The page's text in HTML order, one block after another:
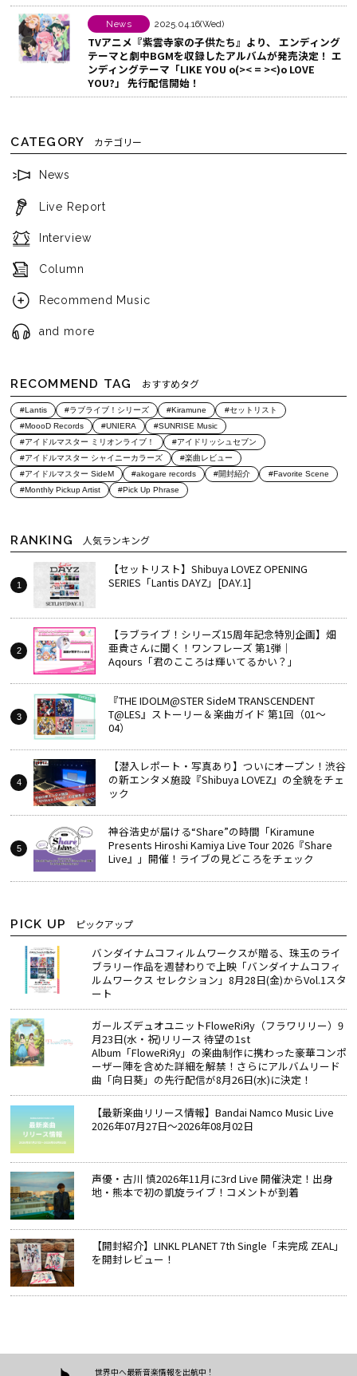
News 2025.04.16(Wed)
TVアニメ『紫雲寺家の子供たち』より、 エンディング
テーマと劇中BGMを収録したアルバムが発売決定！ エ
ンディングテーマ「LIKE YOU o(>< = ><)o LOVE
YOU?」 先行配信開始！
CATEGORY カテゴリー
News
Live Report
Interview
Column
Recommend Music
and more
RECOMMEND TAG おすすめタグ
#Lantis #ラブライブ！シリーズ #Kiramune
#セットリスト
#MoooD Records
#UNIERA
#SUNRISE Music
#アイドルマスター ミリオンライブ！
#アイドリッシュセブン
#アイドルマスター シャイニーカラーズ
#楽曲レビュー
#アイドルマスター SideM
#akogare records #開封紹介
#Favorite Scene
#Monthly Pickup Artist
#Pick Up Phrase
RANKING 人気ランキング
【セットリスト】Shibuya LOVEZ OPENING
SERIES「Lantis DAYZ」[DAY.1]
【ラブライブ！シリーズ15周年記念特別企画】畑
亜貴さんに聞く！ワンフレーズ 第1弾｜
Aqours「君のこころは輝いてるかい？」
『THE IDOLM@STER SideM TRANSCENDENT
T@LES』ストーリー＆楽曲ガイド 第1回（01～
04）
【潜入レポート・写真あり】ついにオープン！渋谷
の新エンタメ施設『Shibuya LOVEZ』の全貌をチェ
ック
神谷浩史が届ける“Share”の時間――「Kiramune
Presents Hiroshi Kamiya Live Tour 2026『Share
Live』」開催！ライブの見どころをチェック
PICK UP ピックアップ
バンダイナムコフィルムワークスが贈る、珠玉のライ
ブラリー作品を週替わりで上映「バンダイナムコフィ
ルムワークス セレクション」8月28日(金)からVol.1スタ
ート
ガールズデュオユニットFloweRiЯy（フラワリリー）9
月23日(水・祝)リリース 待望の1st
Album「FloweRiЯy」の楽曲制作に携わった豪華コンポ
ーザー陣を含めた詳細を解禁！さらにアルバムリード
曲「向日葵」の先行配信が8月26日(水)に決定！
【最新楽曲リリース情報】Bandai Namco Music Live
2026年07月27日～2026年08月02日
声優・古川 慎2026年11月に3rd Live 開催決定！出身
地・熊本で初の凱旋ライブ！コメントが到着
【開封紹介】LINKL PLANET 7th Single「未完成 ZEAL」
を開封レビュー！
世界中へ最新音楽情報を出航中！